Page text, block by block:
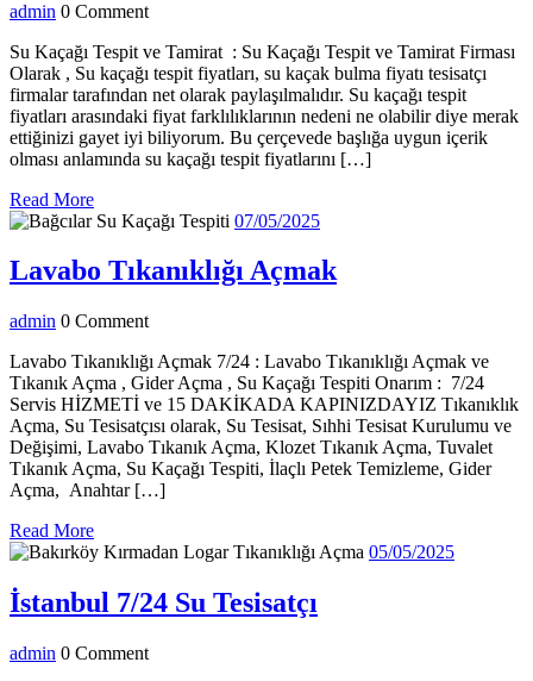
ve
Tamirat
admin admin
0 Comment
Su Kaçağı Tespit ve Tamirat : Su Kaçağı Tespit ve Tamirat Firması
Olarak , Su kaçağı tespit fiyatları, su kaçak bulma fiyatı tesisatçı
firmalar tarafından net olarak paylaşılmalıdır. Su kaçağı tespit
fiyatları arasındaki fiyat farklılıklarının nedeni ne olabilir diye merak
ettiğinizi gayet iyi biliyorum. Bu çerçevede başlığa uygun içerik
olması anlamında su kaçağı tespit fiyatlarını […]
Read MoreRead
More
07/05/202507/05/2025
Lavabo Tıkanıklığı AçmakLavabo
admin admin
0 Comment
Lavabo Tıkanıklığı Açmak 7/24 : Lavabo Tıkanıklığı Açmak ve
Tıkanık Açma , Gider Açma , Su Kaçağı Tespiti Onarım : 7/24
Servis HİZMETİ ve 15 DAKİKADA KAPINIZDAYIZ Tıkanıklık
Açma, Su Tesisatçısı olarak, Su Tesisat, Sıhhi Tesisat Kurulumu ve
Değişimi, Lavabo Tıkanık Açma, Klozet Tıkanık Açma, Tuvalet
Tıkanık Açma, Su Kaçağı Tespiti, İlaçlı Petek Temizleme, Gider
Açma, Anahtar […]
Read MoreRead
More
05/05/202505/05/
İstanbul 7/24 Su Tesisatçı
admin admin
0 Comment